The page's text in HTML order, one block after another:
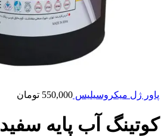
پاور ژل میکروسیلیس 550,000 تومان
کوتینگ آب پایه سفید AC-W201